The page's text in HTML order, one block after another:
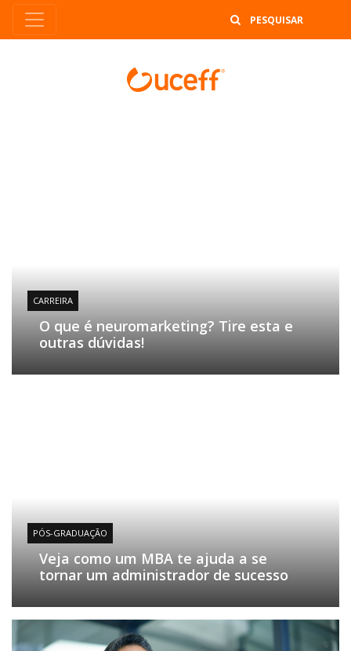
CARREIRA
O que é neuromarketing? Tire esta e
outras dúvidas!
PÓS-GRADUAÇÃO
Veja como um MBA te ajuda a se
tornar um administrador de sucesso